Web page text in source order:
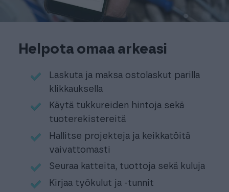
Helpota omaa arkeasi
Laskuta ja maksa ostolaskut parilla
klikkauksella
Käytä tukkureiden hintoja sekä
tuoterekistereitä
Hallitse projekteja ja keikkatöitä
vaivattomasti
Seuraa katteita, tuottoja sekä kuluja
Kirjaa työkulut ja -tunnit